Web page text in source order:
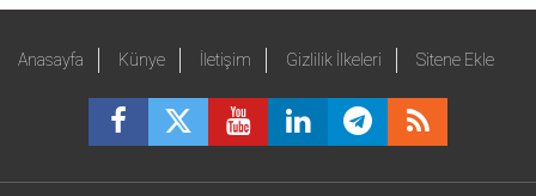
Anasayfa Künye İletişim Gizlilik İlkeleri Sitene Ekle